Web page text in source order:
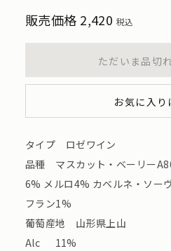
販売価格 2,420 税込
ただいま品切
お気に入り
タイプ ロゼワイン
品種 マスカット・ベーリー
6% メルロ4% カベルネ・ソー
フラン1%
葡萄産地 山形県上山
Alc 11%